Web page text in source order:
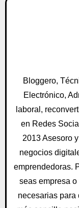
ó
n
d
e
e
n
t
Bloggero,
Electrónico,
laboral,
en Redes
2013 Asesoro
negocios
emprendedoras.
seas empresa
necesarias para